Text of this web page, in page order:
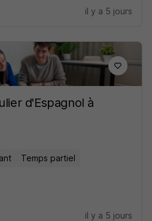
il y a 5 jours
d'Espagnol à
Temps partiel
il y a 5 jours